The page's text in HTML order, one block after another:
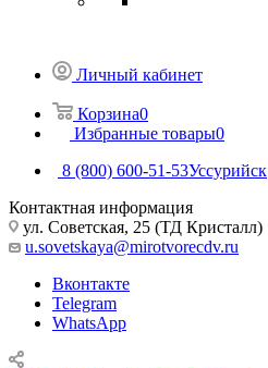
Личный кабинет
Корзина0
Избранные товары0
8 (800) 600-51-53Уссурийск
Контактная информация
ул. Советская, 25 (ТД Кристалл)
u.sovetskaya@mirotvorecdv.ru
Вконтакте
Telegram
WhatsApp